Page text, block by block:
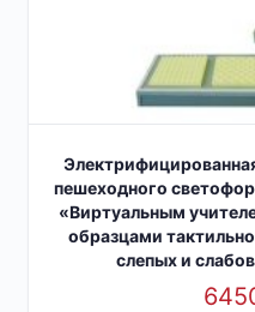
пешеходного
«Виртуальным
образцами
слепых и